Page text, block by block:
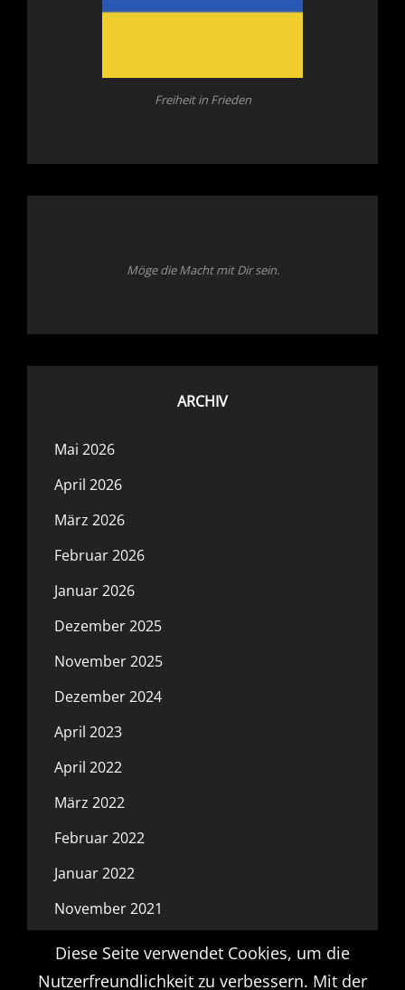
Freiheit in Frieden
Möge die Macht mit Dir sein.
ARCHIV
Mai 2026
April 2026
März 2026
Februar 2026
Januar 2026
Dezember 2025
November 2025
Dezember 2024
April 2023
April 2022
März 2022
Februar 2022
Januar 2022
November 2021
Oktober 2021
Diese Seite verwendet Cookies, um die
Nutzerfreundlichkeit zu verbessern. Mit der